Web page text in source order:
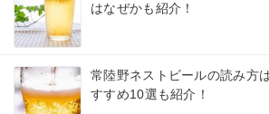
はなぜかも紹介！
常陸野ネストビールの読み方
すすめ10選も紹介！